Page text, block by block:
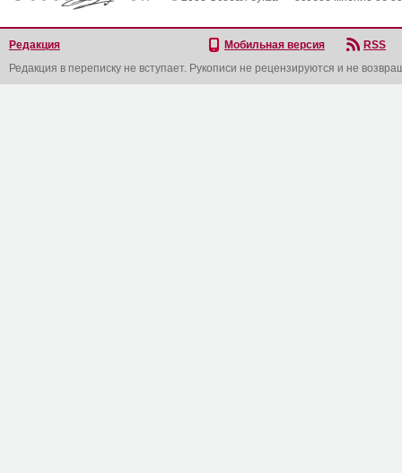
Редакция Мобильная версия
RSS
Редакция в переписку не вступает. Рукописи не рецензируются и не